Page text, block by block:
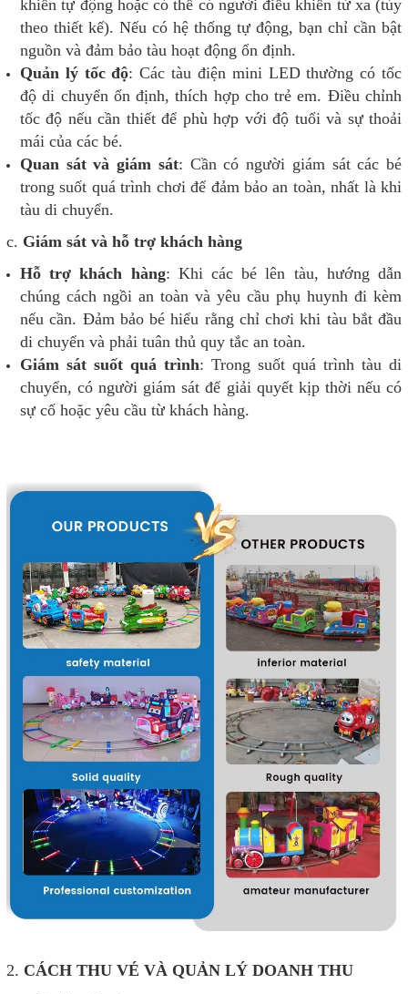
khiển tự động hoặc có thể có người điều khiển từ xa (tùy
theo thiết kế). Nếu có hệ thống tự động, bạn chỉ cần bật
nguồn và đảm bảo tàu hoạt động ổn định.
Quản lý tốc độ: Các tàu điện mini LED thường có tốc
độ di chuyển ổn định, thích hợp cho trẻ em. Điều chỉnh
tốc độ nếu cần thiết để phù hợp với độ tuổi và sự thoải
mái của các bé.
Quan sát và giám sát: Cần có người giám sát các bé
trong suốt quá trình chơi để đảm bảo an toàn, nhất là khi
tàu di chuyển.
c. Giám sát và hỗ trợ khách hàng
Hỗ trợ khách hàng: Khi các bé lên tàu, hướng dẫn
chúng cách ngồi an toàn và yêu cầu phụ huynh đi kèm
nếu cần. Đảm bảo bé hiểu rằng chỉ chơi khi tàu bắt đầu
di chuyển và phải tuân thủ quy tắc an toàn.
Giám sát suốt quá trình: Trong suốt quá trình tàu di
chuyển, có người giám sát để giải quyết kịp thời nếu có
sự cố hoặc yêu cầu từ khách hàng.
2. CÁCH THU VÉ VÀ QUẢN LÝ DOANH THU